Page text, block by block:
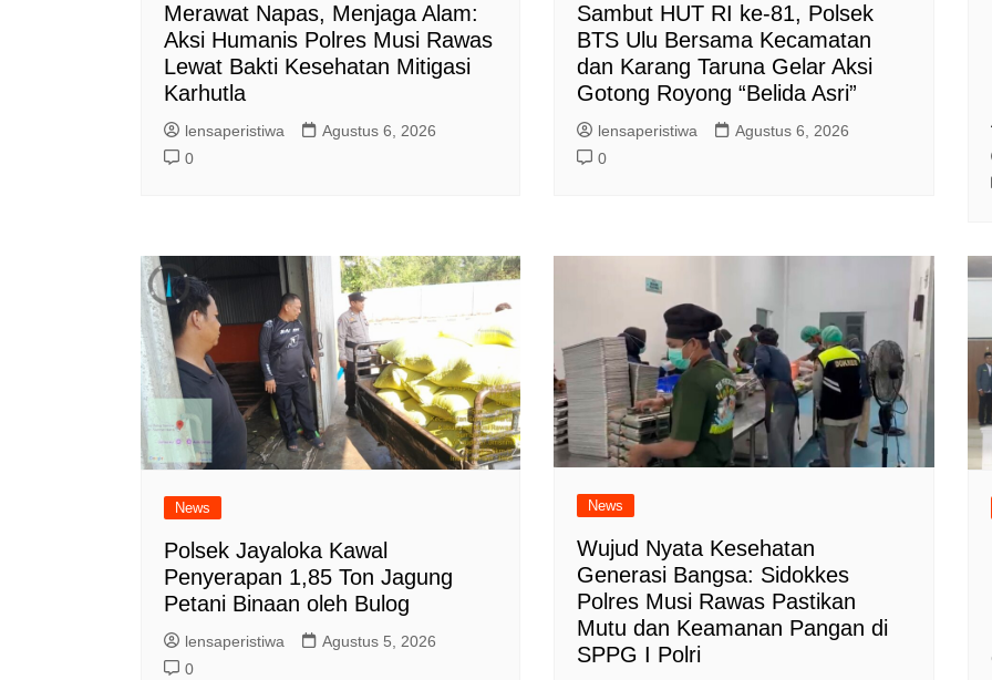
Merawat Napas, Menjaga Alam:
Aksi Humanis Polres Musi Rawas
Lewat Bakti Kesehatan Mitigasi
Karhutla
lensaperistiwa
Agustus 6, 2026
0
Sambut HUT RI ke-81, Polsek
BTS Ulu Bersama Kecamatan
dan Karang Taruna Gelar Aksi
Gotong Royong “Belida Asri”
lensaperistiwa
Agustus 6, 2026
0
News
Polsek Jayaloka Kawal
Penyerapan 1,85 Ton Jagung
Petani Binaan oleh Bulog
lensaperistiwa
Agustus 5, 2026
0
News
Wujud Nyata Kesehatan
Generasi Bangsa: Sidokkes
Polres Musi Rawas Pastikan
Mutu dan Keamanan Pangan di
SPPG I Polri